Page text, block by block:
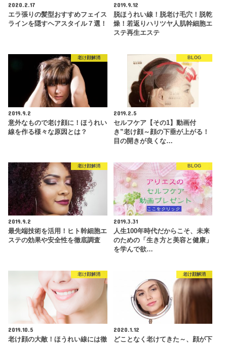
2020.2.17
エラ張りの髪型おすすめフェイス
ラインを隠すヘアスタイル７選！
2019.9.12
脱ほうれい線！脱老け毛穴！脱乾
燥！若返りハリツヤ人肌幹細胞エ
ステ再生エステ
老け顔解消
2019.9.2
意外なもので老け顔に！ほうれい
線を作る様々な原因とは？
BLOG
2019.2.5
セルフケア【その1】動画付
き”老け顔～顔の下垂が上がる！
目の開きが良くな…
老け顔解消
2019.9.2
最先端技術を活用！ヒト幹細胞エ
ステの効果や安全性を徹底調査
BLOG
2019.3.31
人生100年時代だからこそ、未来
のための「生き方と美容と健康」
を学んで欲…
老け顔解消
2019.10.5
老け顔の大敵！ほうれい線には徹
老け顔解消
2020.1.12
どことなく老けてきた～、顔が下